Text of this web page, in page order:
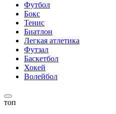
Футбол
Бокс
Тенис
Биатлон
Легкая атлетика
Футзал
Баскетбол
Хокей
Волейбол
топ